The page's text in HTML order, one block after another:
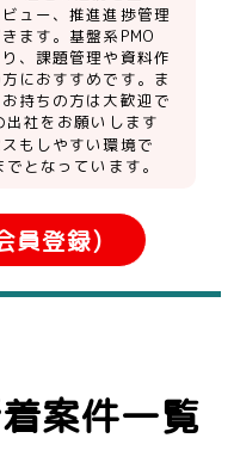
ュー、推進進捗管理
ます。基盤系PMO
、課題管理や資料作
におすすめです。ま
持ちの方は大歓迎で
社をお願いします
もしやすい環境で
となっています。
員登録)
案件一覧